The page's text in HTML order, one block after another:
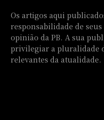
Os artigos aqui
responsabilidade de
opinião da PB. A sua
privilegiar a pluralidade
relevantes da atualidade.